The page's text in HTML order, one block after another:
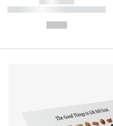
----------- ----------- ----------